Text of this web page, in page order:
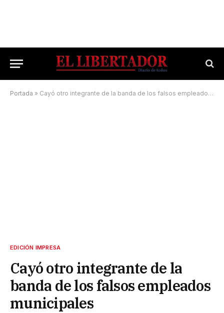
Portada » Cayó otro integrante de la banda de los falsos empleados municipales
EDICIÓN IMPRESA
Cayó otro integrante de la
banda de los falsos empleados
municipales